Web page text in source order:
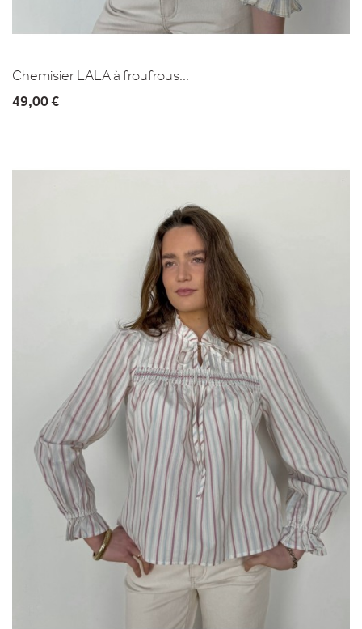
Chemisier LALA à froufrous...
49,00 €